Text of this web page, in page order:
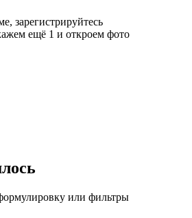
зарегистрируйтесь
ещё 1 и откроем фото
или фильтры